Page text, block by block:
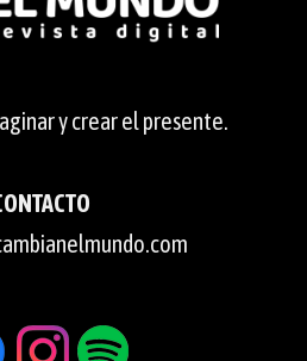
y crear el presente.